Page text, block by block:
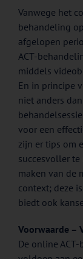
Vanwege het
behandeling
afgelopen
ACT-
middels
En in principe
niet anders
voor een
zijn er tips om
succesvoller
maken van de
context; deze
biedt ook
Voorwaarde –
De online